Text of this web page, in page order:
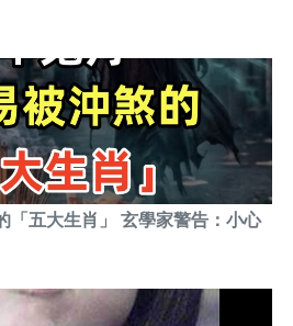
「五大生肖」 玄學家警告：小心